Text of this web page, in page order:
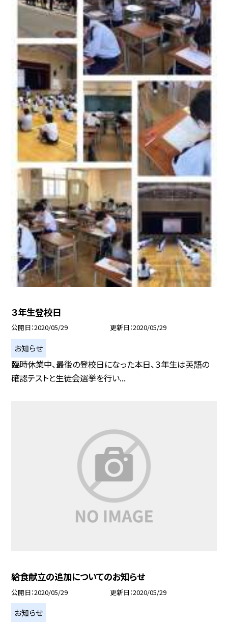
３年生登校日
公開日 2020/05/29 更新日 2020/05/29
お知らせ
臨時休業中、最後の登校日になった本日、３年生は英語の
確認テストと生徒会選挙を行い...
給食献立の追加についてのお知らせ
公開日 2020/05/29 更新日 2020/05/29
お知らせ